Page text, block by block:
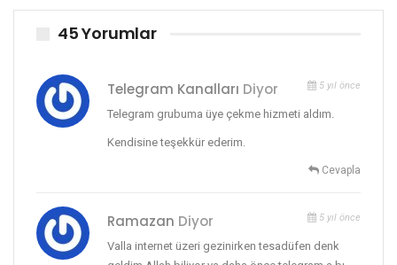
45 Yorumlar
Telegram Kanalları Diyor 5 yıl önce
Telegram grubuma üye çekme hizmeti aldım.
Kendisine teşekkür ederim.
Cevapla
Ramazan Diyor 5 yıl önce
Valla internet üzeri gezinirken tesadüfen denk